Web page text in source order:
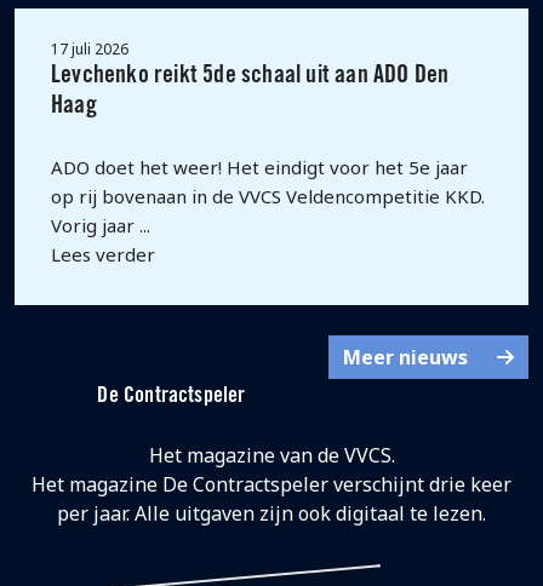
17 juli 2026
Levchenko reikt 5de schaal uit aan ADO Den
Haag
ADO doet het weer! Het eindigt voor het 5e jaar
op rij bovenaan in de VVCS Veldencompetitie KKD.
Vorig jaar ...
Lees verder
Meer nieuws
De Contractspeler
Het magazine van de VVCS.
Het magazine De Contractspeler verschijnt drie keer
per jaar.Alle uitgaven zijn ook digitaal te lezen.